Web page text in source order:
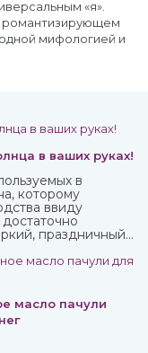
«я».
романтизирующем
мифологией и
в ваших руках!
в
которому
ввиду
праздничный
масло пачули